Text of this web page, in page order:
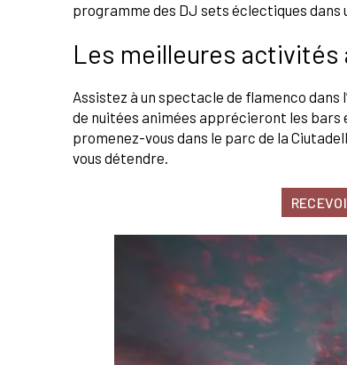
programme des DJ sets éclectiques
Les meilleures activités
Assistez à un spectacle de flamenco
de nuitées animées apprécieront les bars
promenez-vous dans le parc de la
vous détendre.